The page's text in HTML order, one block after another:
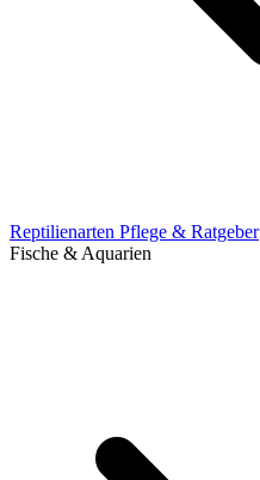
Reptilienarten Pflege & Ratgeber
Fische & Aquarien